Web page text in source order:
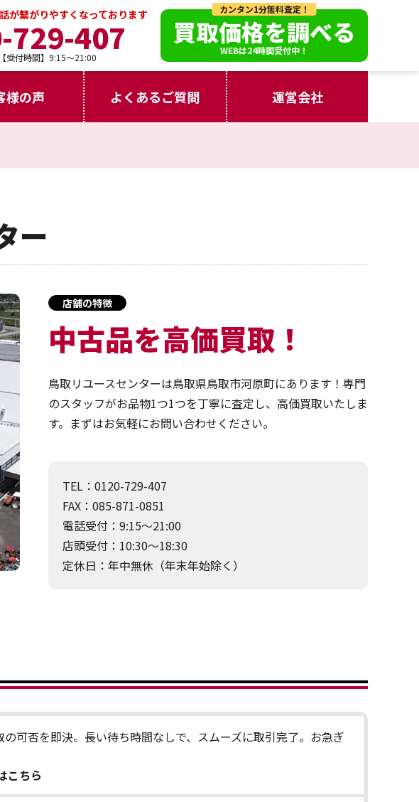
が繋がりやすくなっております
729-407
受付時間】9:15～21:00
カンタン1分無料査定！
買取価格を調べる
WEBは24時間受付中！
様の声 よくあるご質問 運営会社
ー
店舗の特徴
中古品を高価買取！
鳥取リユースセンターは鳥取県鳥取市河原町にあります！専門
のスタッフがお品物1つ1つを丁寧に査定し、高価買取いたしま
す。まずはお気軽にお問い合わせください。
TEL：0120-729-407
FAX：085-871-0851
電話受付：9:15～21:00
店頭受付：10:30～18:30
定休日：年中無休（年末年始除く）
可否を即決。長い待ち時間なしで、スムーズに取引完了。お急ぎ
こちら